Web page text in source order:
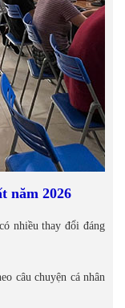
năm 2026
nhiều thay đổi đáng
câu chuyện cá nhân